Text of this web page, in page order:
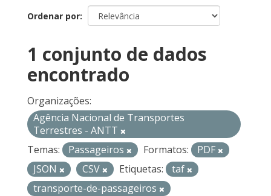
Ordenar por
1 conjunto de dados
encontrado
Organizações:
Agência Nacional de Transportes
Terrestres - ANTT
Temas:
Passageiros Formatos:
PDF
JSON
CSV Etiquetas:
taf
transporte-de-passageiros